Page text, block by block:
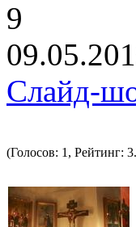
9
Слайд-
(Голосов: 1, Рейтинг: